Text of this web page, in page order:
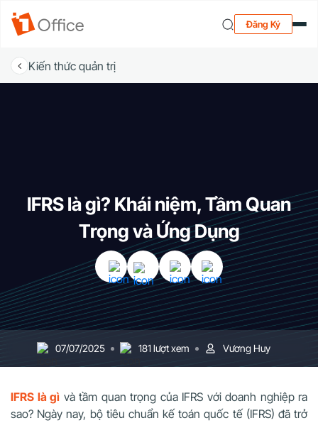
Đăng Ký
Kiến thức quản trị
IFRS là gì? Khái niệm, Tầm Quan
Trọng và Ứng Dụng
07/07/2025 181 lượt xem Vương Huy
IFRS là gì và tầm quan trọng của IFRS với doanh nghiệp ra
sao? Ngày nay, bộ tiêu chuẩn kế toán quốc tế (IFRS) đã trở